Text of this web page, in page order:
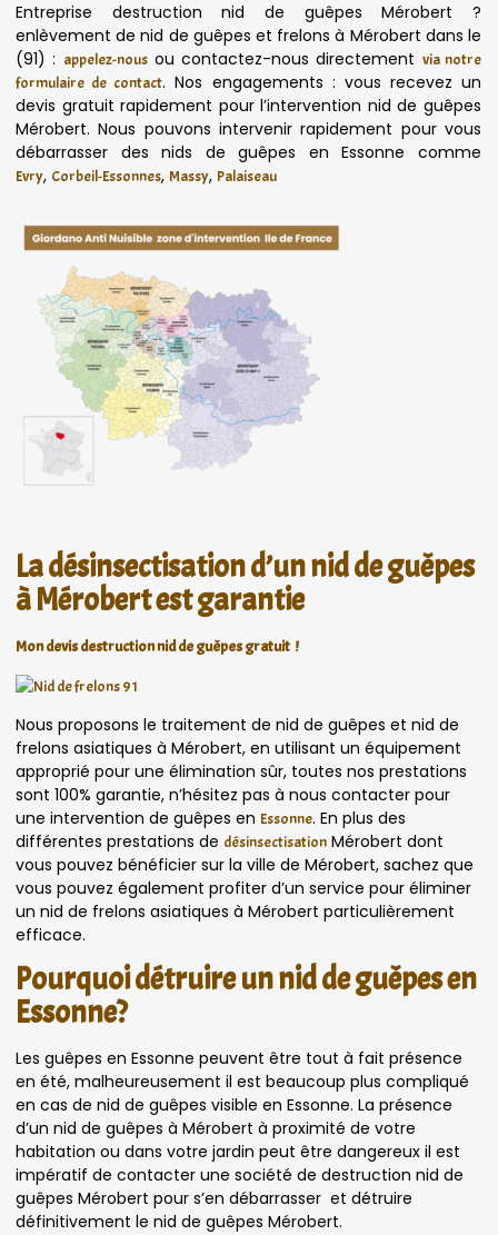
Entreprise destruction nid de guêpes Mérobert ?
enlèvement de nid de guêpes et frelons à Mérobert dans le
(91) : appelez-nousou contactez-nous directement via notre
formulaire de contact. Nos engagements : vous recevez un
devis gratuit rapidement pour l’intervention nid de guêpes
Mérobert. Nous pouvons intervenir rapidement pour vous
débarrasser des nids de guêpes en Essonne comme
Evry, Corbeil-Essonnes, Massy, Palaiseau
La désinsectisation d’un nid de guêpes
à Mérobert est garantie
Mon devis destruction nid de guêpes gratuit !
Nous proposons le traitement de nid de guêpes et nid de
frelons asiatiques à Mérobert, en utilisant un équipement
approprié pour une élimination sûr, toutes nos prestations
sont 100% garantie, n’hésitez pas à nous contacter pour
une intervention de guêpes en Essonne. En plus des
différentes prestations de désinsectisation Mérobert dont
vous pouvez bénéficier sur la ville de Mérobert, sachez que
vous pouvez également profiter d’un service pour éliminer
un nid de frelons asiatiques à Mérobert particulièrement
efficace.
Pourquoi détruire un nid de guêpes en
Essonne?
Les guêpes en Essonne peuvent être tout à fait présence
en été, malheureusement il est beaucoup plus compliqué
en cas de nid de guêpes visible en Essonne. La présence
d’un nid de guêpes à Mérobert à proximité de votre
habitation ou dans votre jardin peut être dangereux il est
impératif de contacter une société de destruction nid de
guêpes Mérobert pour s’en débarrasser et détruire
définitivement le nid de guêpes Mérobert.